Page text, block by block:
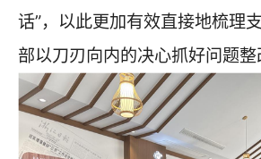
话”，以此更加有效直接地梳理
部以刀刃向内的决心抓好问题整